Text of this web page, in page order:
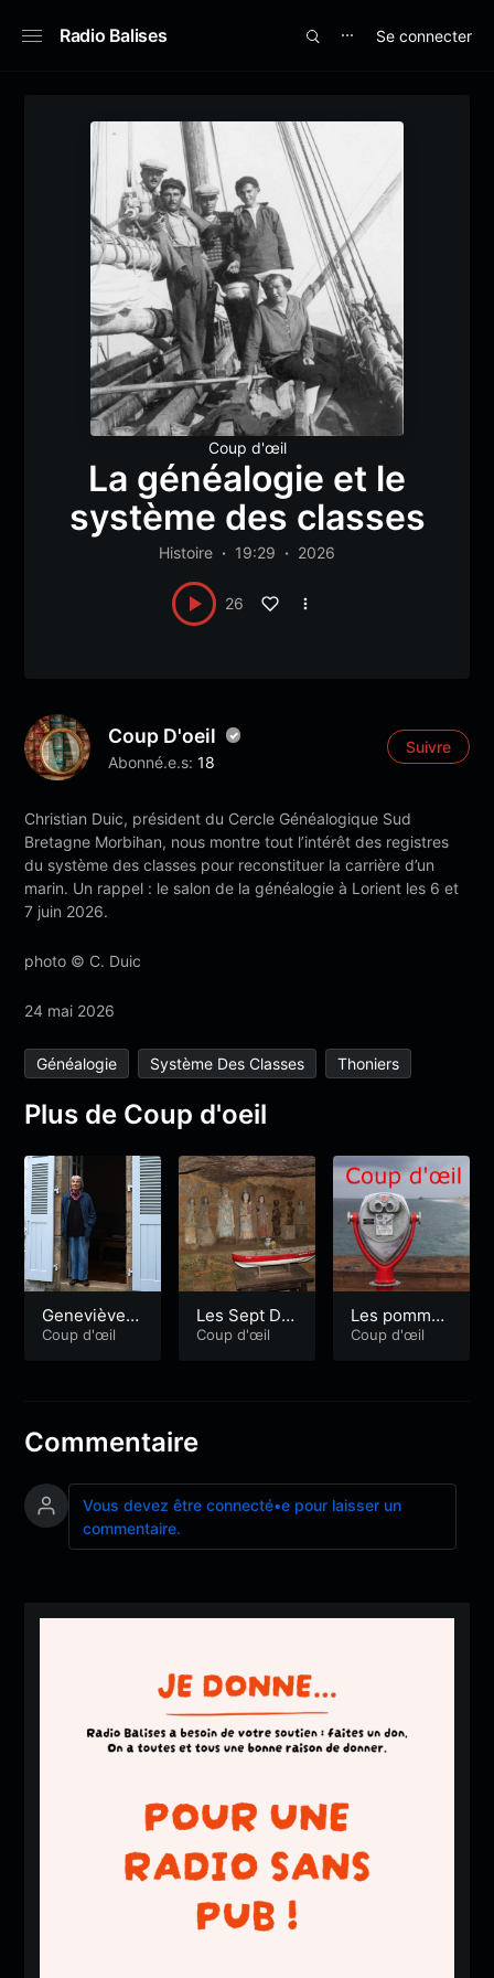
Radio Balises ⋯ Se connecter
Coup d'œil
La généalogie et le
système des classes
Histoire 19:29 2026
26
Coup D'oeil
Abonné.e.s: 18
Suivre
Christian Duic, président du Cercle Généalogique Sud
Bretagne Morbihan, nous montre tout l’intérêt des registres
du système des classes pour reconstituer la carrière d’un
marin. Un rappel : le salon de la généalogie à Lorient les 6 et
7 juin 2026.
photo © C. Duic
24 mai 2026
Généalogie Système Des Classes Thoniers
Plus de Coup d'oeil
Geneviève A
sse
Coup d'œil
Les Sept Do
rmants
Coup d'œil
Les pommes
de terre
Coup d'œil
Commentaire
Vous devez être connecté•e pour laisser un
commentaire.